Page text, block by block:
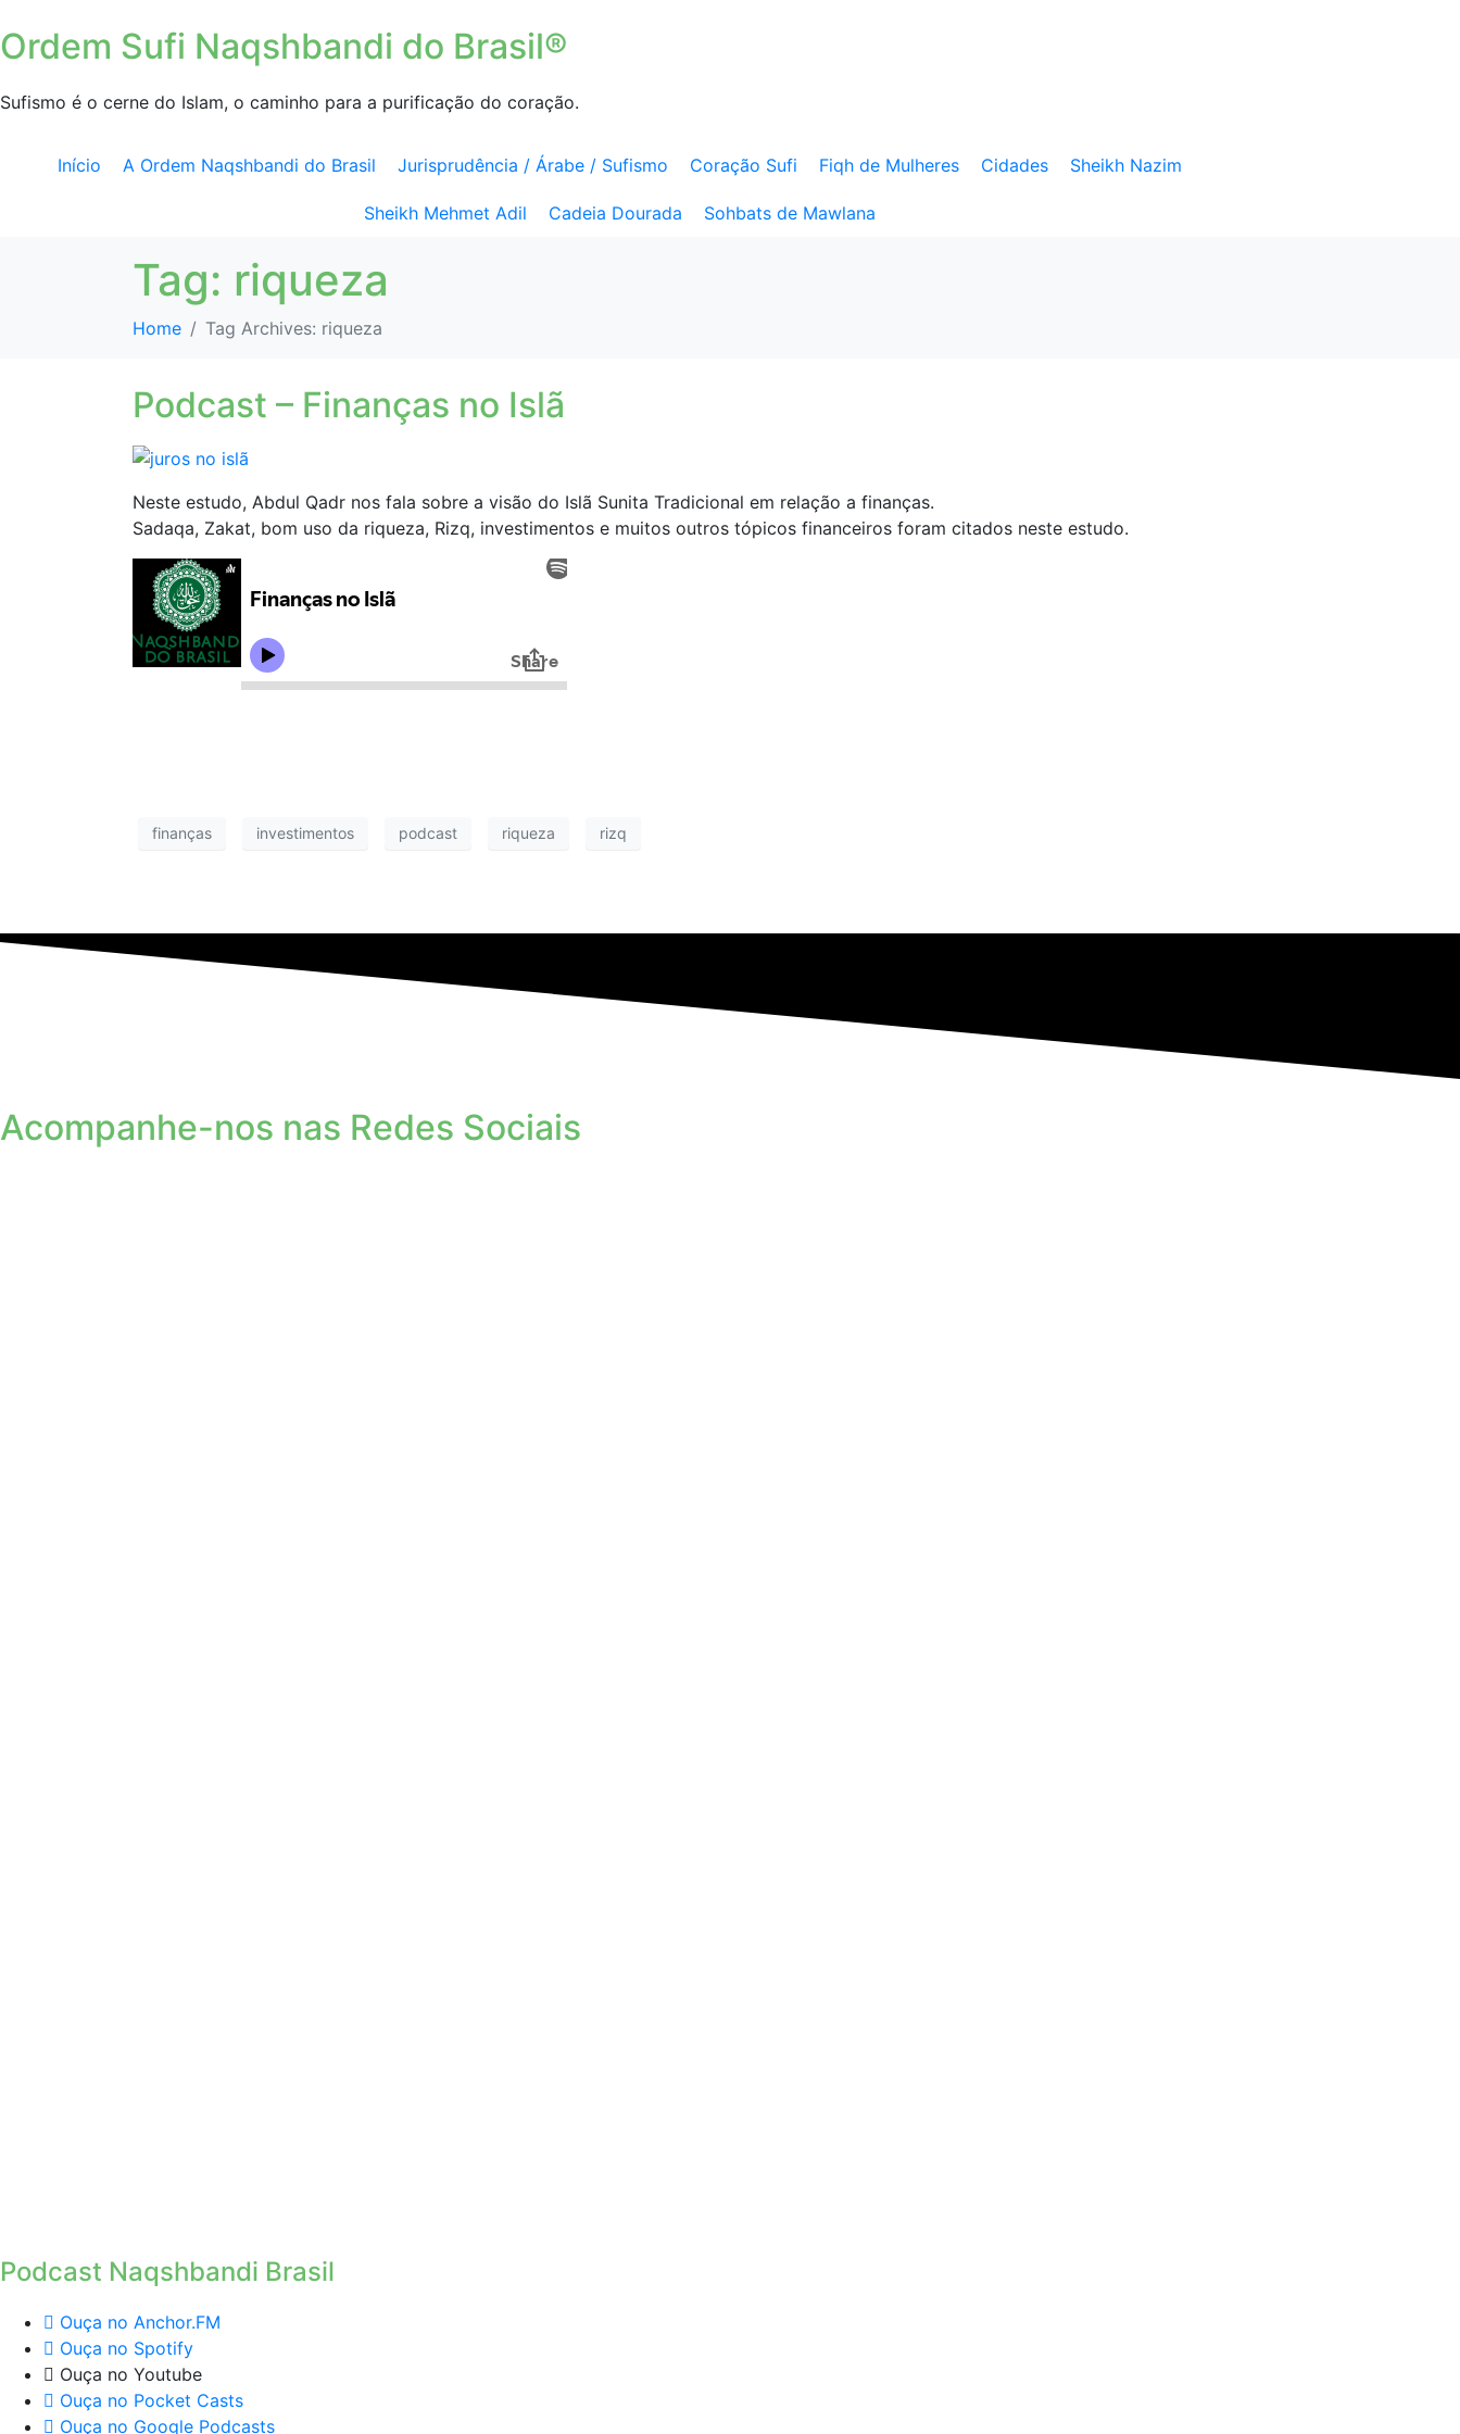
Ordem Sufi Naqshbandi do Brasil®
Sufismo é o cerne do Islam, o caminho para a purificação do coração.
Início A Ordem Naqshbandi do Brasil Jurisprudência / Árabe / Sufismo Coração Sufi Fiqh de Mulheres Cidades Sheikh Nazim
Sheikh Mehmet Adil Cadeia Dourada Sohbats de Mawlana
Tag: riqueza
Home Tag Archives: riqueza
Podcast – Finanças no Islã
Neste estudo, Abdul Qadr nos fala sobre a visão do Islã Sunita Tradicional em relação a finanças.
Sadaqa, Zakat, bom uso da riqueza, Rizq, investimentos e muitos outros tópicos financeiros foram citados neste estudo.
finanças investimentos podcast riqueza rizq
Acompanhe-nos nas Redes Sociais
Podcast Naqshbandi Brasil
Ouça no Anchor.FM
Ouça no Spotify
Ouça no Youtube
Ouça no Pocket Casts
Ouça no Google Podcasts